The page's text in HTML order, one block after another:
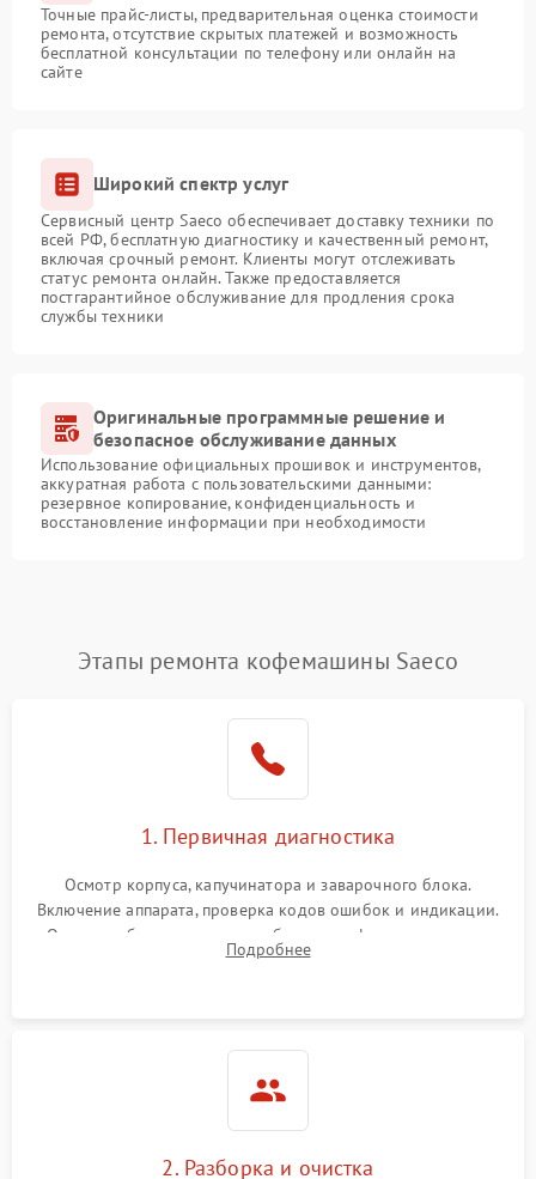
Точные прайс-листы, предварительная оценка стоимости
ремонта, отсутствие скрытых платежей и возможность
бесплатной консультации по телефону или онлайн на
сайте
Широкий спектр услуг
Сервисный центр Saeco обеспечивает доставку техники по
всей РФ, бесплатную диагностику и качественный ремонт,
включая срочный ремонт. Клиенты могут отслеживать
статус ремонта онлайн. Также предоставляется
постгарантийное обслуживание для продления срока
службы техники
Оригинальные программные решение и
безопасное обслуживание данных
Использование официальных прошивок и инструментов,
аккуратная работа с пользовательскими данными:
резервное копирование, конфиденциальность и
восстановление информации при необходимости
Этапы ремонта кофемашины Saeco
1. Первичная диагностика
Осмотр корпуса, капучинатора и заварочного блока.
Включение аппарата, проверка кодов ошибок и индикации.
Оценка работы помпы, термоблока и кофемолки на слух.
Измерение температуры и давления воды для выявления
Подробнее
2. Разборка и очистка